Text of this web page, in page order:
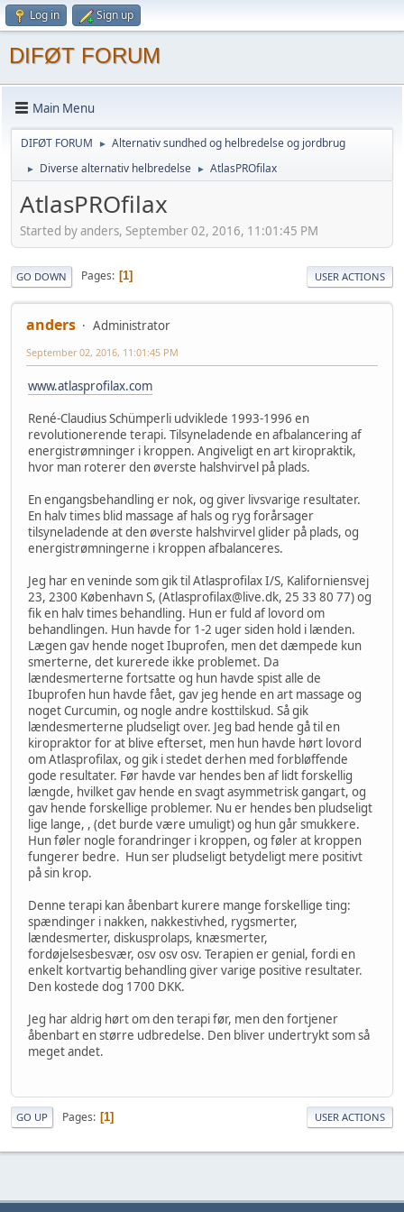
Log in Sign up
DIFØT FORUM
Main Menu
DIFØT FORUM ► Alternativ sundhed og helbredelse og jordbrug
► Diverse alternativ helbredelse ► AtlasPROfilax
AtlasPROfilax
Started by anders, September 02, 2016, 11:01:45 PM
GO DOWN Pages 1 USER ACTIONS
anders Administrator
September 02, 2016, 11:01:45 PM
www.atlasprofilax.com
René-Claudius Schümperli udviklede 1993-1996 en
revolutionerende terapi. Tilsyneladende en afbalancering af
energistrømninger i kroppen. Angiveligt en art kiropraktik,
hvor man roterer den øverste halshvirvel på plads.
En engangsbehandling er nok, og giver livsvarige resultater.
En halv times blid massage af hals og ryg forårsager
tilsyneladende at den øverste halshvirvel glider på plads, og
energistrømningerne i kroppen afbalanceres.
Jeg har en veninde som gik til Atlasprofilax I/S, Kaliforniensvej
23, 2300 København S, (Atlasprofilax@live.dk, 25 33 80 77) og
fik en halv times behandling. Hun er fuld af lovord om
behandlingen. Hun havde for 1-2 uger siden hold i lænden.
Lægen gav hende noget Ibuprofen, men det dæmpede kun
smerterne, det kurerede ikke problemet. Da
lændesmerterne fortsatte og hun havde spist alle de
Ibuprofen hun havde fået, gav jeg hende en art massage og
noget Curcumin, og nogle andre kosttilskud. Så gik
lændesmerterne pludseligt over. Jeg bad hende gå til en
kiropraktor for at blive efterset, men hun havde hørt lovord
om Atlasprofilax, og gik i stedet derhen med forbløffende
gode resultater. Før havde var hendes ben af lidt forskellig
længde, hvilket gav hende en svagt asymmetrisk gangart, og
gav hende forskellige problemer. Nu er hendes ben pludseligt
lige lange, , (det burde være umuligt) og hun går smukkere.
Hun føler nogle forandringer i kroppen, og føler at kroppen
fungerer bedre. Hun ser pludseligt betydeligt mere positivt
på sin krop.
Denne terapi kan åbenbart kurere mange forskellige ting:
spændinger i nakken, nakkestivhed, rygsmerter,
lændesmerter, diskusprolaps, knæsmerter,
fordøjelsesbesvær, osv osv osv. Terapien er genial, fordi en
enkelt kortvartig behandling giver varige positive resultater.
Den kostede dog 1700 DKK.
Jeg har aldrig hørt om den terapi før, men den fortjener
åbenbart en større udbredelse. Den bliver undertrykt som så
meget andet.
GO UP Pages 1 USER ACTIONS